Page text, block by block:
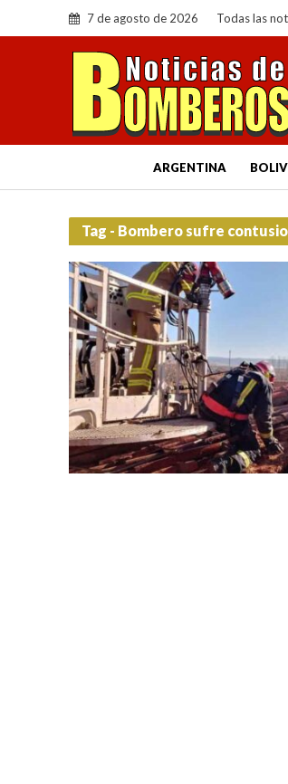
7 de agosto de 2026 Todas las
ARGENTINA
Tag - Bombero sufre